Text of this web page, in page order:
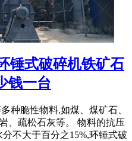
锤式破碎机铁矿石
钱一台
种脆性物料,如煤、煤矿石、
、疏松石灰等。 物料的抗压
不大于百分之15%,环锤式破